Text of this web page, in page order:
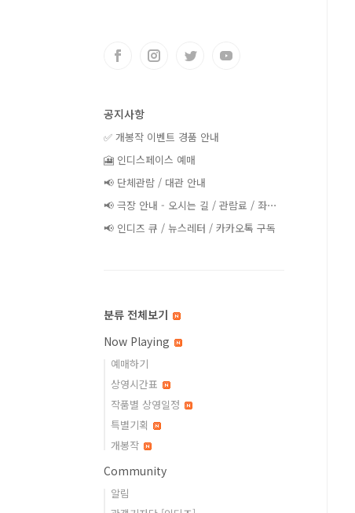
공지사항
✅ 개봉작 이벤트 경품 안내
🎦 인디스페이스 예매
📢 단체관람 / 대관 안내
📢 극장 안내 - 오시는 길 / 관람료 / 좌⋯
📢 인디즈 큐 / 뉴스레터 / 카카오톡 구독
분류 전체보기
Now Playing
예매하기
상영시간표
작품별 상영일정
특별기획
개봉작
Community
알림